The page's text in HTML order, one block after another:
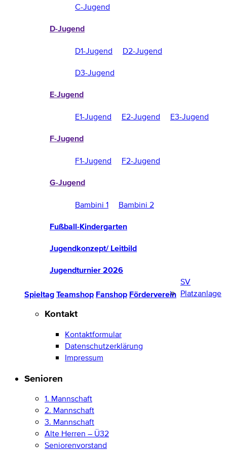
C-Jugend
D-Jugend
D1-Jugend
D2-Jugend
D3-Jugend
E-Jugend
E1-Jugend E2-Jugend E3-Jugend
F-Jugend
F1-Jugend F2-Jugend
G-Jugend
Bambini 1 Bambini 2
Fußball-Kindergarten
Jugendkonzept/ Leitbild
Jugendturnier 2026
Spieltag Teamshop Fanshop Förderverein
SV
Platzanlage
Kontakt
Kontaktformular
Datenschutzerklärung
Impressum
Senioren
1. Mannschaft
2. Mannschaft
3. Mannschaft
Alte Herren – Ü32
Seniorenvorstand